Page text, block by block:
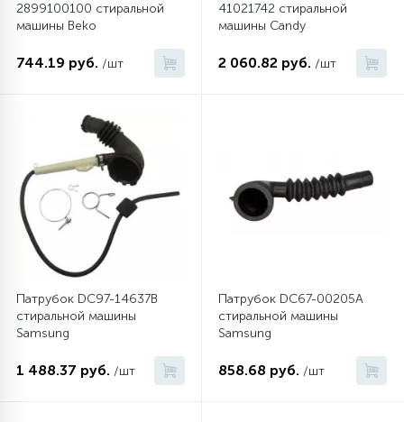
2899100100 стиральной
машины Beko
744.19 руб. /шт
41021742 стиральной
машины Candy
2 060.82 руб. /шт
Патрубок DC97-14637B
стиральной машины
Samsung
1 488.37 руб. /шт
Патрубок DC67-00205A
стиральной машины
Samsung
858.68 руб. /шт